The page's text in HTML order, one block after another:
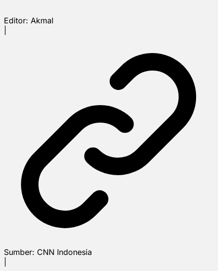
Editor: Akmal
Sumber: CNN Indonesia